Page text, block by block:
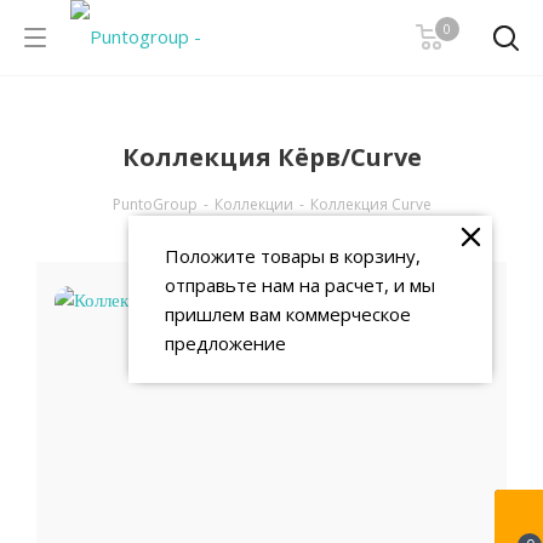
0
Коллекция Кёрв/Curve
PuntoGroup - Коллекции - Коллекция Curve
Положите товары в корзину,
отправьте нам на расчет, и мы
пришлем вам коммерческое
предложение